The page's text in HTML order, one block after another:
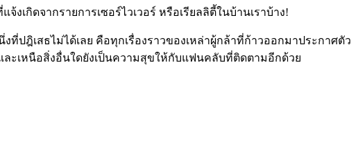
เกิดจากรายการเซอร์ไวเวอร์ หรือเรียลลิตี้ในบ้านเราบ้าง!
ปฎิเสธไม่ได้เลย คือทุกเรื่องราวของเหล่าผู้กล้าที่ก้าวออกมาประกาศตัว
ละเหนือสิ่งอื่นใดยังเป็นความสุขให้กับแฟนคลับที่ติดตามอีกด้วย